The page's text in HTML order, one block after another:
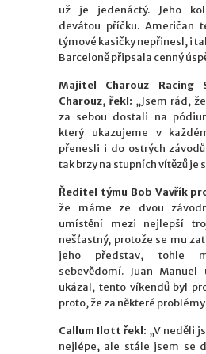
už je jedenáctý. Jeho
devátou příčku. Američan
týmové kasičky nepřinesl, i
Barceloně připsala cenný
Majitel Charouz Racing
Charouz, řekl: „Jsem rád,
za sebou dostali na
který ukazujeme v
přenesli i do ostrých
tak brzy na stupních vítězů je
Ředitel týmu Bob Vavřík
že máme ze dvou
umístění mezi nejlepší
nešťastný, protože se mu
jeho představ, tohle
sebevědomí. Juan
ukázal, tento víkendů byl
proto, že za některé
Callum Ilott řekl: „V neděli
nejlépe, ale stále jsem se